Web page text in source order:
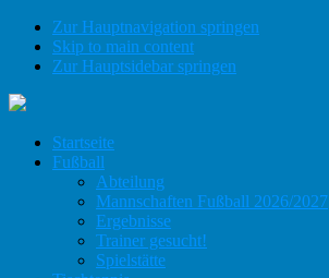
Zur Hauptnavigation springen
Skip to main content
Zur Hauptsidebar springen
Startseite
Fußball
Abteilung
Mannschaften Fußball 2026/2027
Ergebnisse
Trainer gesucht!
Spielstätte